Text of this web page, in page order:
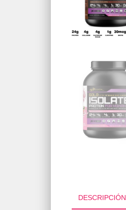
DESCRIPCIÓN